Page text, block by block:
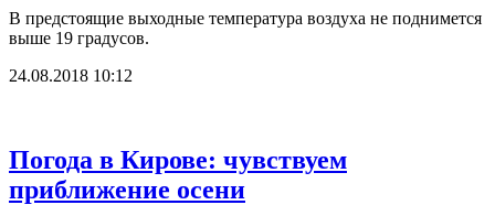
В предстоящие выходные температура воздуха не поднимется
выше 19 градусов.
24.08.2018 10:12
Погода в Кирове: чувствуем
приближение осени